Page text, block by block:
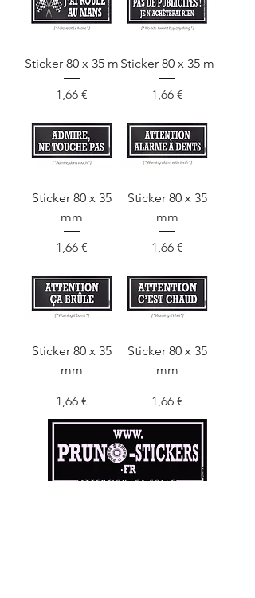
Sticker 80 x 35 m
Prix
1,66 €
Sticker 80 x 35 m
Prix
1,66 €
Sticker 80 x 35
mm
Prix
1,66 €
Sticker 80 x 35
mm
Prix
1,66 €
Sticker 80 x 35
mm
Prix
1,66 €
Sticker 80 x 35
mm
Prix
1,66 €